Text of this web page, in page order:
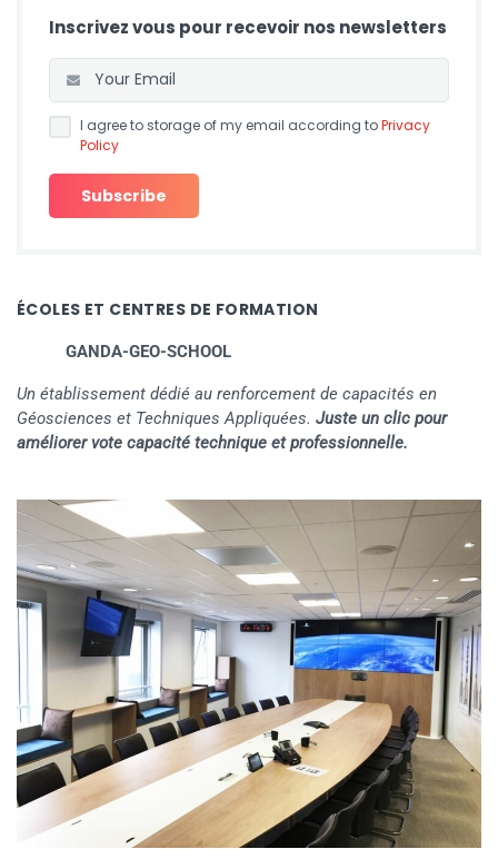
Inscrivez vous pour recevoir nos newsletters
I agree to storage of my email according toPrivacy
Policy
ÉCOLES ET CENTRES DE FORMATION
GANDA-GEO-SCHOOL
Un établissement dédié au renforcement de capacités en
Géosciences et Techniques Appliquées. Juste un clic pour
améliorer vote capacité technique et professionnelle.